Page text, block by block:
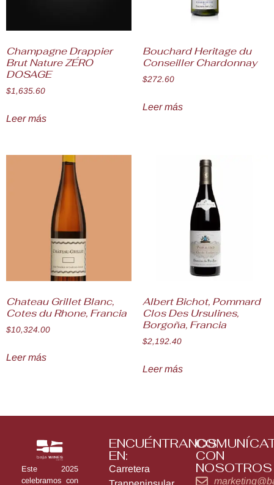
Champagne Drappier
Brut Nature ZÉRO
DOSAGE
$1,635.60
Leer más
Bouchard Heritage du
Conseiller Chardonnay
$272.60
Leer más
Chateau Grillet Blanc,
Cotes du Rhone, Francia
$10,324.00
Leer más
Albert Bichot, Pommard
Clos Des Ursulines,
Borgoña, Francia
$2,192.40
Leer más
Este 2025
celebramos con
ENCUÉNTRANOS
EN:
Carretera
CON
NOSOTROS